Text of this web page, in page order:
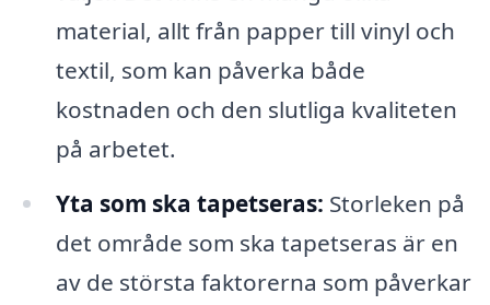
material, allt från papper till vinyl och
textil, som kan påverka både
kostnaden och den slutliga kvaliteten
på arbetet.
Yta som ska tapetseras: Storleken på
det område som ska tapetseras är en
av de största faktorerna som påverkar